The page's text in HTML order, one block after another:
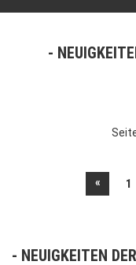
« 1
NEUIGKEITEN